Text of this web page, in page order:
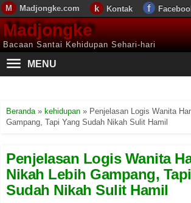
Madjongke.com Kontak
Madjongke
Bacaan Santai Kehidupan Sehari-hari
MENU
Beranda» kehidupan » Penjelasan Logis Wanita
Gampang, Tapi Yang Sudah Nikah Sulit Hamil
Penjelasan Logis Wanita
Nikah Lebih Gampang,
Sudah Nikah Sulit Hamil